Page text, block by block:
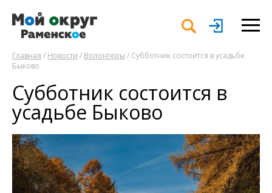
Главная / Новости / Волонтёры / Субботник состоится в усадьбе
Быково
Субботник состоится в
усадьбе Быково